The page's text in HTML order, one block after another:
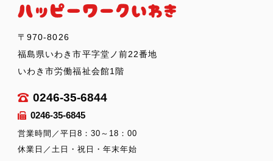
〒970-8026
福島県いわき市平字堂ノ前22番地
いわき市労働福祉会館1階
0246-35-6844
0246-35-6845
営業時間／平日8：30～18：00
休業日／土日・祝日・年末年始